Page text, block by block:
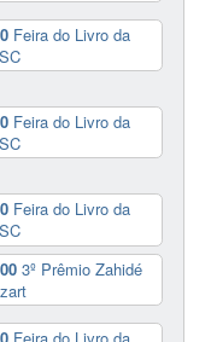
Feira do Livro da
Feira do Livro da
Feira do Livro da
3º Prêmio Zahidé